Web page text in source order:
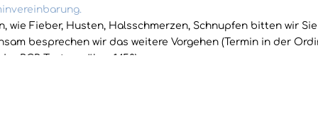
wie Fieber, Husten, Halsschmerzen, Schnupfen bitten wir
besprechen wir das weitere Vorgehen (Termin in der
PCR Testung über 1450).